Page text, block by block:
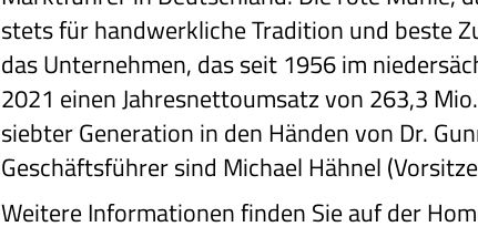
stets für handwerkliche Tradition und beste
das Unternehmen, das seit 1956 im
2021 einen Jahresnettoumsatz von 263,3
siebter Generation in den Händen von Dr.
Geschäftsführer sind Michael Hähnel
Weitere Informationen finden Sie auf der